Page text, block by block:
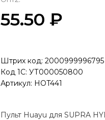
55.50 ₽
Штрих код: 2000999996795
Код 1С: УТ000050800
Артикул: HOT441
Пульт Huayu для SUPRA